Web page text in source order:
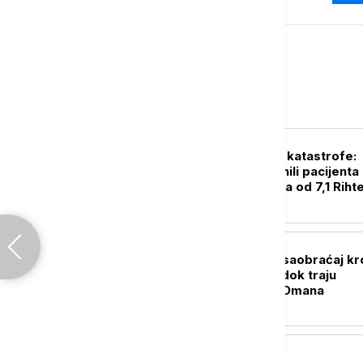
Herojstvo u senci katastrofe:
Hirurzi telima branili pacijenta
tokom zemljotresa od 7,1
Smanjen brodski saobraćaj
Ormuski moreuz dok traju
pregovori Irana i Omana